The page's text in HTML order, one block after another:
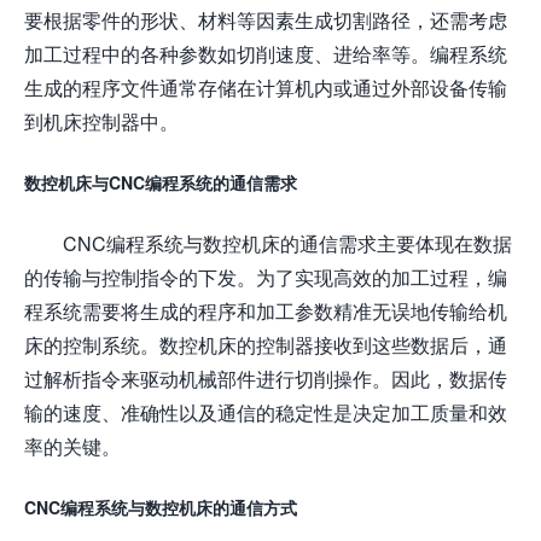
要根据零件的形状、材料等因素生成切割路径，还需考虑
加工过程中的各种参数如切削速度、进给率等。编程系统
生成的程序文件通常存储在计算机内或通过外部设备传输
到机床控制器中。
数控机床与CNC编程系统的通信需求
CNC编程系统与数控机床的通信需求主要体现在数据
的传输与控制指令的下发。为了实现高效的加工过程，编
程系统需要将生成的程序和加工参数精准无误地传输给机
床的控制系统。数控机床的控制器接收到这些数据后，通
过解析指令来驱动机械部件进行切削操作。因此，数据传
输的速度、准确性以及通信的稳定性是决定加工质量和效
率的关键。
CNC编程系统与数控机床的通信方式